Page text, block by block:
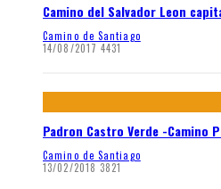
Camino del Salvador Leon
Camino de Santiago
14/08/2017 4431
Padron Castro Verde -Camino
Camino de Santiago
13/02/2018 3821